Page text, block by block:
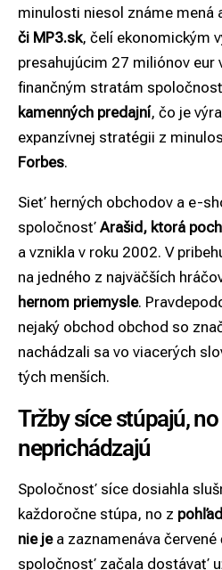
minulosti niesol známe mená
či MP3.sk, čelí ekonomickým
presahujúcim 27 miliónov eur
finančným stratám
kamenných predajní, čo je
expanzívnej stratégii z
Forbes.
Sieť herných obchodov a e-
spoločnosť Arašid, ktorá
a vznikla v roku 2002. V
na jedného z najväčších
hernom priemysle.
nejaký obchod obchod so
nachádzali sa vo viacerých
tých menších.
Tržby síce stúpajú,
neprichádzajú
Spoločnosť síce dosiahla
každoročne stúpa, no z
nie jea zaznamenáva červené
spoločnosť začala dostávať